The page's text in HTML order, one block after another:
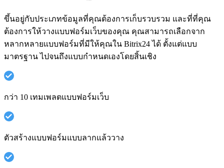
ขึ้นอยู่กับประเภทข้อมูลที่คุณต้องการเก็บรวบรวม และที่ที่คุณ
ต้องการให้วางแบบฟอร์มเว็บของคุณ คุณสามารถเลือกจาก
หลากหลายแบบฟอร์มที่มีให้คุณใน Bitrix24 ได้ ตั้งแต่แบบ
มาตรฐาน ไปจนถึงแบบกำหนดเองโดยสิ้นเชิง
กว่า 10 เทมเพลตแบบฟอร์มเว็บ
ตัวสร้างแบบฟอร์มแบบลากแล้ววาง